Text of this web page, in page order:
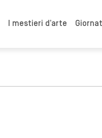
I mestieri d’arte